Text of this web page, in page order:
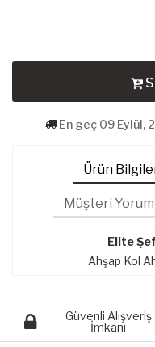
En geç 09 Eylül,
Ürün
Müşteri
Elite
Ahşap Kol
Güvenli Alışveriş
İmkanı